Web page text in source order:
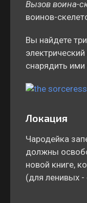
Вызов воина-
воинов-
Вы найдете
снарядить ими
Локация
Чародейка
должны
новой книге,
(для ленивых -